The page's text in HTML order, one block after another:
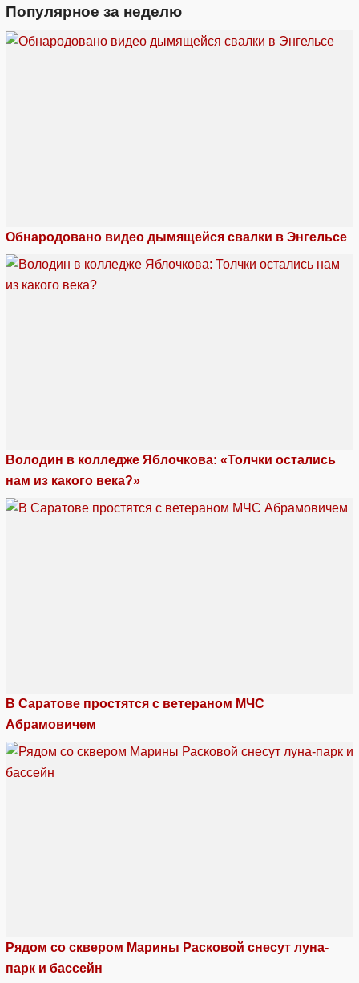
Популярное за неделю
Обнародовано видео дымящейся свалки в Энгельсе
Володин в колледже Яблочкова: «Толчки остались
нам из какого века?»
В Саратове простятся с ветераном МЧС
Абрамовичем
Рядом со сквером Марины Расковой снесут луна-
парк и бассейн